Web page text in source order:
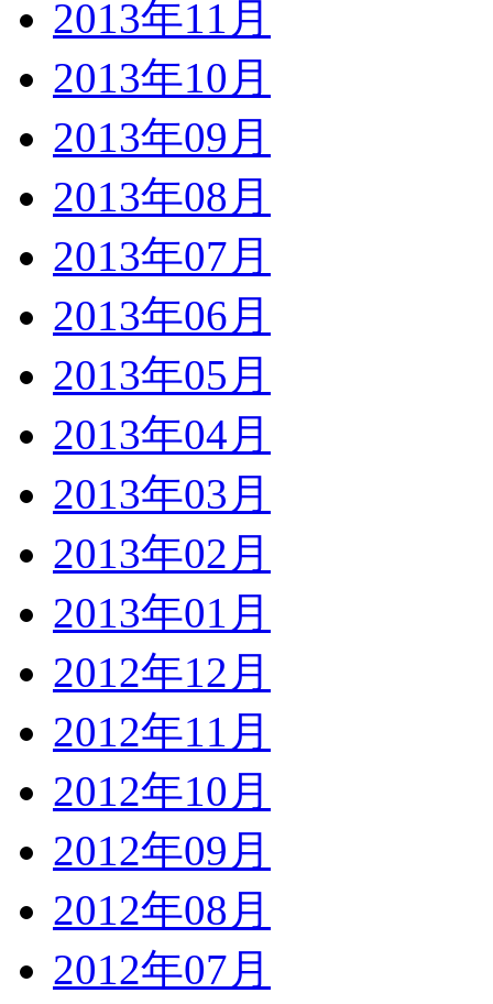
2013年11月
2013年10月
2013年09月
2013年08月
2013年07月
2013年06月
2013年05月
2013年04月
2013年03月
2013年02月
2013年01月
2012年12月
2012年11月
2012年10月
2012年09月
2012年08月
2012年07月